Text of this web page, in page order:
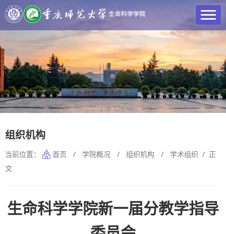
组织机构
当前位置： 首页 / 学院概况 / 组织机构 / 学术组织 / 正
文
生命科学学院新一届分教学指导